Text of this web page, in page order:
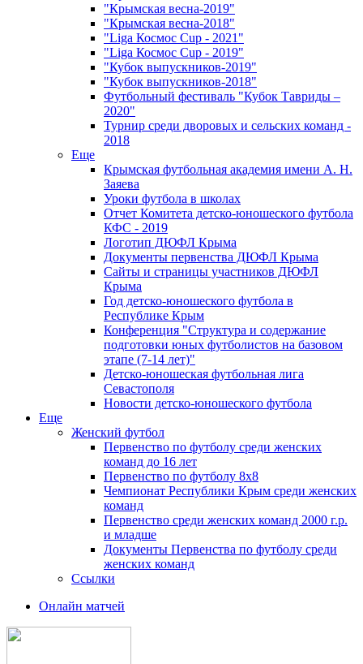
"Крымская весна-2019"
"Крымская весна-2018"
"Liga Космос Cup - 2021"
"Liga Космос Cup - 2019"
"Кубок выпускников-2019"
"Кубок выпускников-2018"
Футбольный фестиваль "Кубок Тавриды –
2020"
Турнир среди дворовых и сельских команд -
2018
Еще
Крымская футбольная академия имени А. Н.
Заяева
Уроки футбола в школах
Отчет Комитета детско-юношеского футбола
КФС - 2019
Логотип ДЮФЛ Крыма
Документы первенства ДЮФЛ Крыма
Сайты и страницы участников ДЮФЛ
Крыма
Год детско-юношеского футбола в
Республике Крым
Конференция "Структура и содержание
подготовки юных футболистов на базовом
этапе (7-14 лет)"
Детско-юношеская футбольная лига
Севастополя
Новости детско-юношеского футбола
Еще
Женский футбол
Первенство по футболу среди женских
команд до 16 лет
Первенство по футболу 8х8
Чемпионат Республики Крым среди женских
команд
Первенство среди женских команд 2000 г.р.
и младше
Документы Первенства по футболу среди
женских команд
Ссылки
Онлайн матчей